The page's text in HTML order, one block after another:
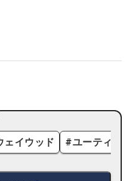
ェイウッド #ユーティリ